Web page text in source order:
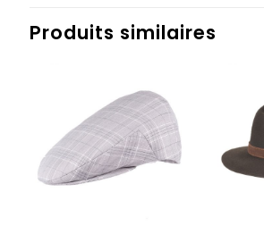
Produits similaires